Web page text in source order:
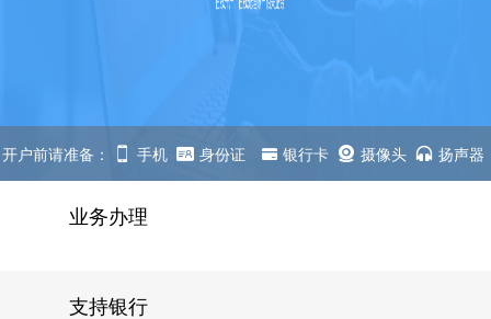
开户前请准备： 手机 身份证 银行卡 摄像头 扬声器
业务办理
支持银行